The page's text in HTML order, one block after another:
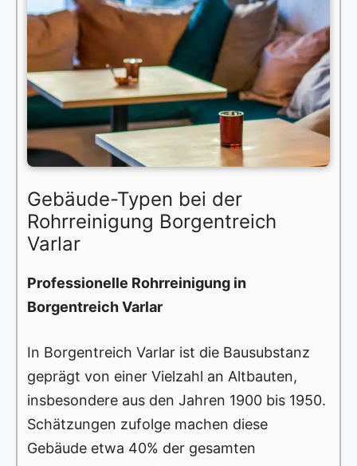
Gebäude-Typen bei der
Rohrreinigung Borgentreich
Varlar
Professionelle Rohrreinigung in
Borgentreich Varlar
In Borgentreich Varlar ist die Bausubstanz
geprägt von einer Vielzahl an Altbauten,
insbesondere aus den Jahren 1900 bis 1950.
Schätzungen zufolge machen diese
Gebäude etwa 40% der gesamten